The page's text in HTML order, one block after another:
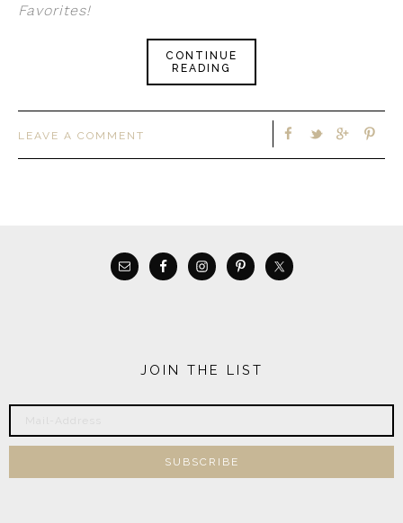
Favorites!
CONTINUE
READING
LEAVE A COMMENT
JOIN THE LIST